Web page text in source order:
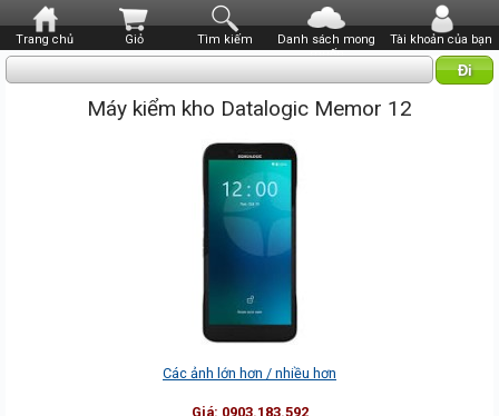
Trang chủ Giỏ Tìm kiếm
Danh sách mong
muốn
Tài khoản của bạn
Máy kiểm kho Datalogic Memor 12
Các ảnh lớn hơn / nhiều hơn
Giá: 0903.183.592